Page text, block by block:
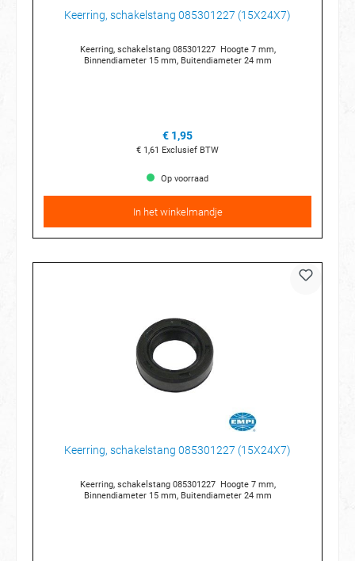
Keerring, schakelstang 085301227 (15X24X7)
Keerring, schakelstang 085301227 Hoogte 7 mm,
Binnendiameter 15 mm, Buitendiameter 24 mm
€ 1,95
€ 1,61 Exclusief BTW
Op voorraad
In het winkelmandje
Keerring, schakelstang 085301227 (15X24X7)
Keerring, schakelstang 085301227 Hoogte 7 mm,
Binnendiameter 15 mm, Buitendiameter 24 mm